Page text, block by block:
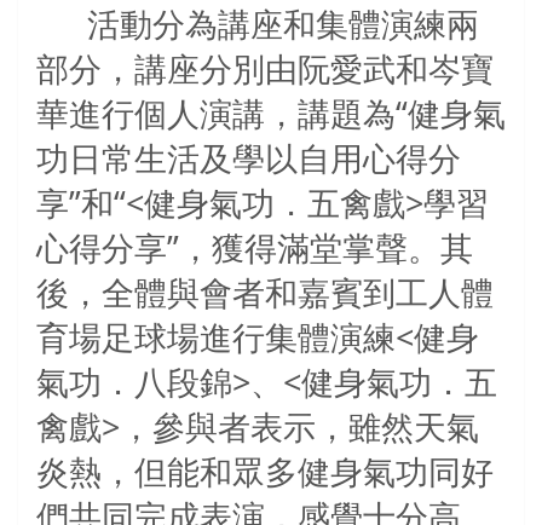
活動分為講座和集體演練兩
部分，講座分別由阮愛武和岑寶
華進行個人演講，講題為“健身氣
功日常生活及學以自用心得分
享”和“<健身氣功．五禽戲>學習
心得分享”，獲得滿堂掌聲。其
後，全體與會者和嘉賓到工人體
育場足球場進行集體演練<健身
氣功．八段錦>、 <健身氣功．五
禽戲> ，參與者表示，雖然天氣
炎熱，但能和眾多健身氣功同好